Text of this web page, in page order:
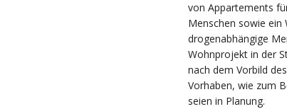
von Appartements
Menschen sowie
drogenabhängige
Wohnprojekt in der
nach dem Vorbild
Vorhaben, wie zum
seien in Planung.